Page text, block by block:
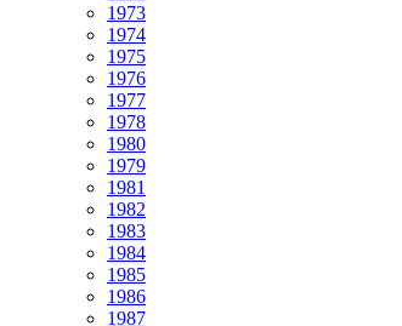
1973
1974
1975
1976
1977
1978
1980
1979
1981
1982
1983
1984
1985
1986
1987